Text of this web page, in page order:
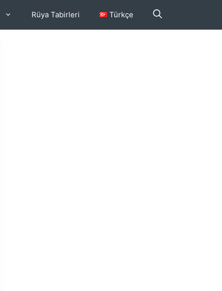
Rüya Tabirleri Türkçe